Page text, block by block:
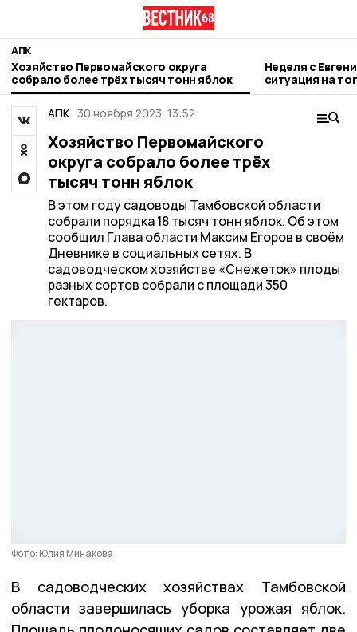
АПК
Хозяйство Первомайского округа
собрало более трёх тысяч тонн яблок
Неделя с
ситуация на
городе и
АПК
30 ноября 2023, 13:52
Хозяйство Первомайского
округа собрало более трёх
тысяч тонн яблок
В этом году садоводы Тамбовской области
собрали порядка 18 тысяч тонн яблок. Об этом
сообщил Глава области Максим Егоров в своём
Дневнике в социальных сетях. В
садоводческом хозяйстве «Снежеток» плоды
разных сортов собрали с площади 350
гектаров.
Фото: Юлия Минакова
В садоводческих хозяйствах Тамбовской
области завершилась уборка урожая яблок.